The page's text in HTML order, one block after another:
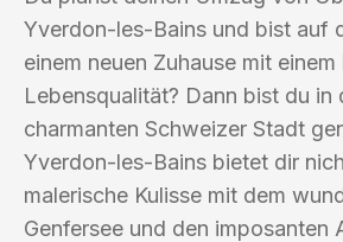
Yverdon-les-Bains und bist auf
einem neuen Zuhause mit
Lebensqualität? Dann bist du in
charmanten Schweizer Stadt
Yverdon-les-Bains bietet dir
malerische Kulisse mit dem
Genfersee und den imposanten